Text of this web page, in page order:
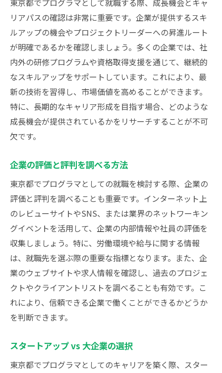
東京都でプログラマとして就職する際、成長機会とキャ
リアパスの確認は非常に重要です。企業が提供するスキ
ルアップの機会やプロジェクトリーダーへの昇進ルート
が明確であるかを確認しましょう。多くの企業では、社
内外の研修プログラムや資格取得支援を通じて、継続的
なスキルアップをサポートしています。これにより、最
新の技術を習得し、市場価値を高めることができます。
特に、長期的なキャリア形成を目指す場合、どのような
成長機会が提供されているかをリサーチすることが不可
欠です。
企業の評価と評判を調べる方法
東京都でプログラマとしての就職を検討する際、企業の
評価と評判を調べることも重要です。インターネット上
のレビューサイトやSNS、または業界のネットワーキン
グイベントを活用して、企業の内部情報や社員の評価を
収集しましょう。特に、労働環境や給与に関する情報
は、就職先を選ぶ際の重要な指標となります。また、企
業のウェブサイトや求人情報を確認し、過去のプロジェ
クトやクライアントリストを調べることも有効です。こ
れにより、信頼できる企業で働くことができるかどうか
を判断できます。
スタートアップ vs 大企業の選択
東京都でプログラマとしてのキャリアを築く際、スター